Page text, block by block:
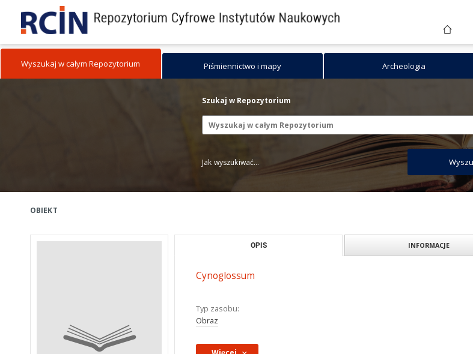
Wyszukaj w całym Repozytorium Piśmiennictwo i mapy Archeologia
Szukaj w Repozytorium
Jak wyszukiwać...
OBIEKT
OPIS INFORMACJE
Cynoglossum
Typ zasobu:
Obraz